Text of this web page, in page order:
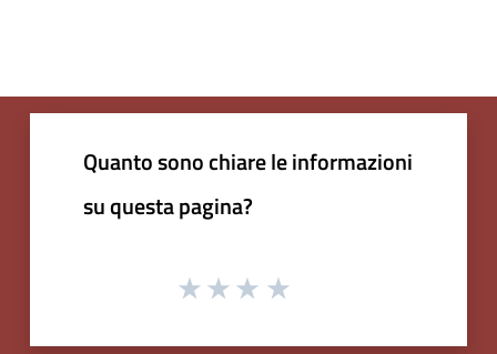
Quanto sono chiare le informazioni
su questa pagina?